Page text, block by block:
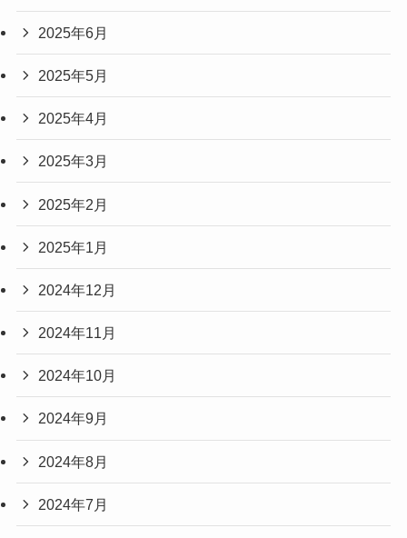
2025年6月
2025年5月
2025年4月
2025年3月
2025年2月
2025年1月
2024年12月
2024年11月
2024年10月
2024年9月
2024年8月
2024年7月